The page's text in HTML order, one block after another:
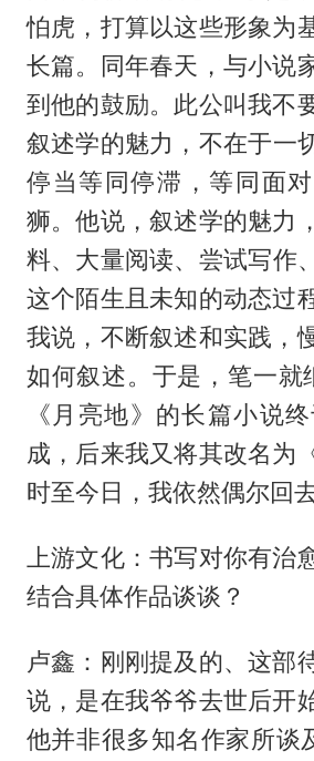
怕虎，打算以这些形象为
长篇。同年春天，与小说
到他的鼓励。此公叫我不
叙述学的魅力，不在于
停当等同停滞，等同面
狮。他说，叙述学的魅力
料、大量阅读、尝试写
这个陌生且未知的动态过
我说，不断叙述和实践，
如何叙述。于是，笔一
《月亮地》的长篇小说
成，后来我又将其改名为
时至今日，我依然偶尔回去
上游文化：书写对你有治
结合具体作品谈谈？
卢鑫：刚刚提及的、这部
说，是在我爷爷去世后开
他并非很多知名作家所谈